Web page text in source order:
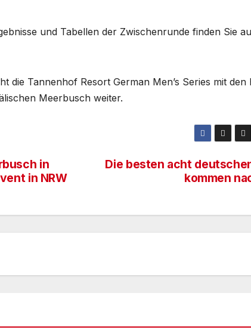
und Tabellen der Zwischenrunde finden Sie
die Tannenhof Resort German Men’s Series mit
Meerbusch weiter.
Die besten acht
kommen
in
in NRW